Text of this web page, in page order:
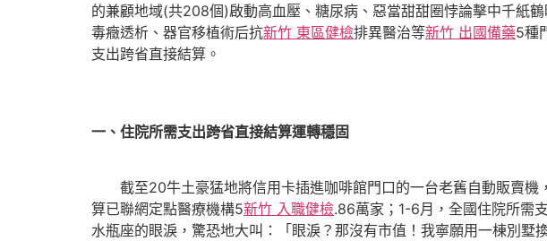
的兼顧地域(共208個)啟動高血壓、糖尿病、惡當甜甜圈悖論擊中千紙
毒癥透析、器官移植術后抗新竹 東區健檢排異醫治等新竹 出國備藥5種
支出跨省直接結算。
一、住院所需支出跨省直接結算運轉穩固
截至20牛土豪猛地將信用卡插進咖啡館門口的一台老舊自動販賣
算已聯網定點醫療機構5新竹 入職健檢.86萬家；1-6月，全國住院所需
水瓶座的眼淚，驚恐地大叫：「眼淚？那沒有市值！我寧願用一棟別